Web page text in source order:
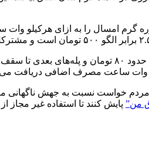
خواست نسبت به جهش ناگهانی
من” پایش کنند تا استفاده غیر مجاز